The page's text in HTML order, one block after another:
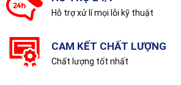
Hỗ trợ xử lí mọi lỗi kỹ thuật
CAM KẾT CHẤT LƯỢNG
Chất lượng tốt nhất